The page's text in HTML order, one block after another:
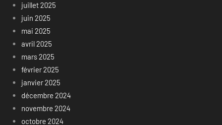
juillet 2025
juin 2025
mai 2025
avril 2025
mars 2025
février 2025
janvier 2025
décembre 2024
novembre 2024
octobre 2024